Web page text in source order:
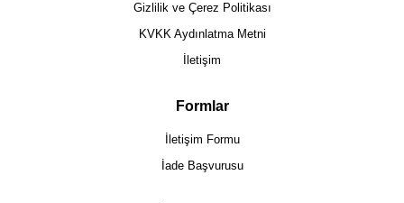
Gizlilik ve Çerez Politikası
KVKK Aydınlatma Metni
İletişim
Formlar
İletişim Formu
İade Başvurusu